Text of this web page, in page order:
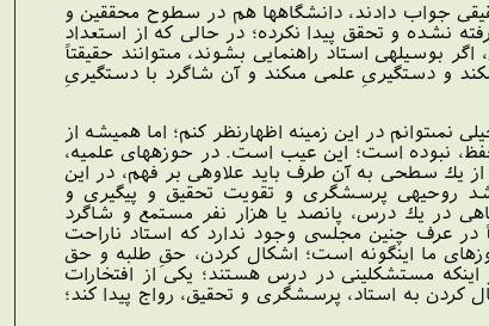
جواب دادند، دانشگاه‏ها هم در سطوح محققين و
نشده و تحقق پيدا نكرده؛ در حالى كه از استعداد
بوسيله‏ى استاد راهنمايى بشوند، مى‏توانند حقيقتاً
و دست‏گيرىِ علمى مى‏كند و آن شاگرد با دست‏گيرىِ
در اين زمينه اظهارنظر كنم؛ اما هميشه از
نبوده است؛ اين عيب است. در حوزه‏هاى علميه،
يك سطحى به آن طرف بايد علاوه‏ى بر فهم، در اين
روحيه‏ى پرسشگرى و تقويت تحقيق و پيگيرى و
در يك درس، پانصد يا هزار نفر مستمع و شاگرد
در عرف چنين مجلسى وجود ندارد كه استاد ناراحت
ما اينگونه است؛ اشكال كردن، حقِ طلبه و حق
مستشكلينى در درس هستند؛ يكى از افتخارات
كردن به استاد، پرسشگرى و تحقيق، رواج پيدا كند؛